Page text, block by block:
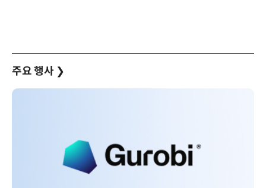
주요 행사 ❯